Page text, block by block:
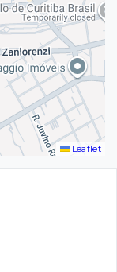
Leaflet